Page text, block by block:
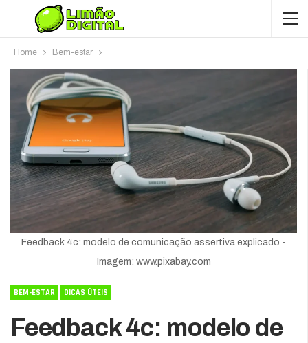
Home Bem-estar
Feedback 4c: modelo de comunicação assertiva explicado -
Imagem: www.pixabay.com
BEM-ESTAR DICAS ÚTEIS
Feedback 4c: modelo de